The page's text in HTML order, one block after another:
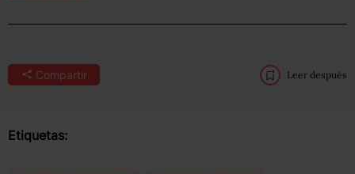
Compartir Leer después
Etiquetas: